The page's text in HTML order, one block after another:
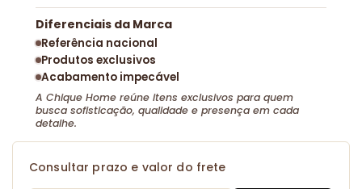
Diferenciais da Marca
Referência nacional
Produtos exclusivos
Acabamento impecável
A Chique Home reúne itens exclusivos para quem
busca sofisticação, qualidade e presença em cada
detalhe.
Consultar prazo e valor do frete